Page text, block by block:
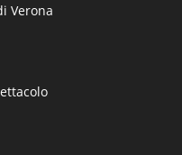
Verona